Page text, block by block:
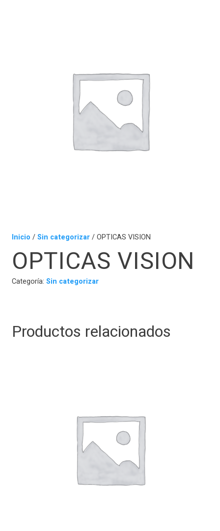
Inicio /Sin categorizar/ OPTICAS VISION
OPTICAS VISION
Categoría: Sin categorizar
Productos relacionados